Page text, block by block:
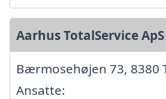
Aarhus TotalService ApS
Bærmosehøjen 73, 8380
Ansatte: